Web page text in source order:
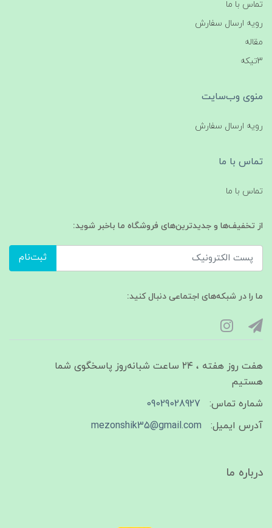
تماس با ما
رویه ارسال سفارش
مقاله
3تیکه
منوی وب‌سایت
رویه ارسال سفارش
تماس با ما
تماس با ما
از تخفیف‌ها و جدیدترین‌های فروشگاه ما باخبر شوید:
ثبت‌نام
ما را در شبکه‌های اجتماعی دنبال کنید:
هفت روز هفته ، ۲۴ ساعت شبانه‌روز پاسخگوی شما
هستیم
شماره تماس:
09029028927
آدرس ایمیل:
mezonshik35@gmail.com
درباره ما